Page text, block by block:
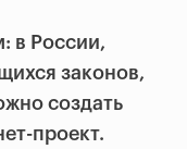
в России,
законов,
создать
проект.